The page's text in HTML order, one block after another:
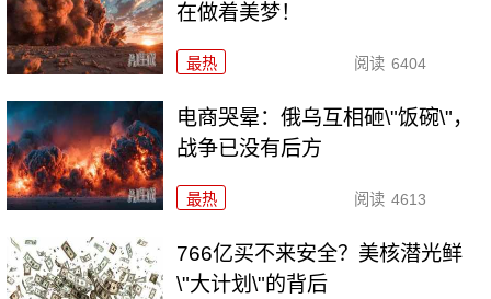
在做着美梦！
最热 阅读 6404
电商哭晕：俄乌互相砸\"饭碗\"，
战争已没有后方
最热 阅读 4613
766亿买不来安全？美核潜光鲜
\"大计划\"的背后